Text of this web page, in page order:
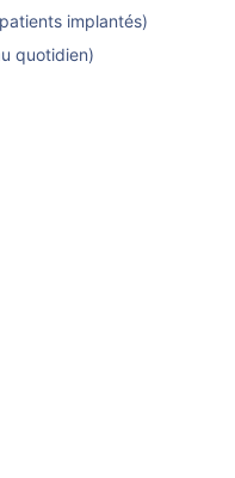
implantés)
quotidien)